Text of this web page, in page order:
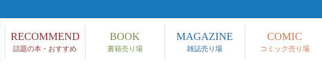
RECOMMEND
話題の本・おすすめ
BOOK
書籍売り場
MAGAZINE
雑誌売り場
COMIC
コミック売り場